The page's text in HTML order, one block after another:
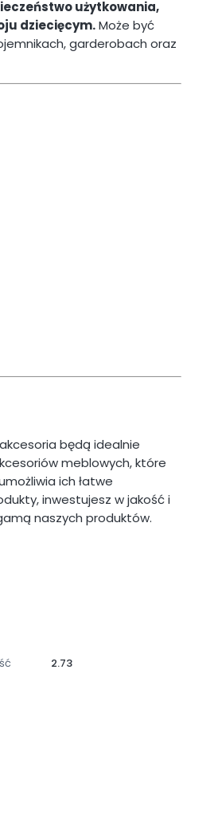
użytkowania,
dziecięcym.Może być
garderobach oraz
będą idealnie
meblowych, które
ich łatwe
inwestujesz w jakość i
naszych produktów.
2.73